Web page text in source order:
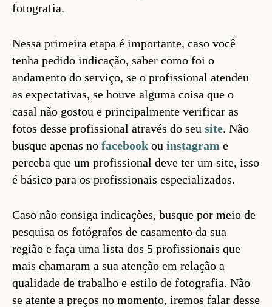
fotografia.
Nessa primeira etapa é importante, caso você
tenha pedido indicação, saber como foi o
andamento do serviço, se o profissional atendeu
as expectativas, se houve alguma coisa que o
casal não gostou e principalmente verificar as
fotos desse profissional através do seu site. Não
busque apenas no facebook ou instagram e
perceba que um profissional deve ter um site, isso
é básico para os profissionais especializados.
Caso não consiga indicações, busque por meio de
pesquisa os fotógrafos de casamento da sua
região e faça uma lista dos 5 profissionais que
mais chamaram a sua atenção em relação a
qualidade de trabalho e estilo de fotografia. Não
se atente a preços no momento, iremos falar desse